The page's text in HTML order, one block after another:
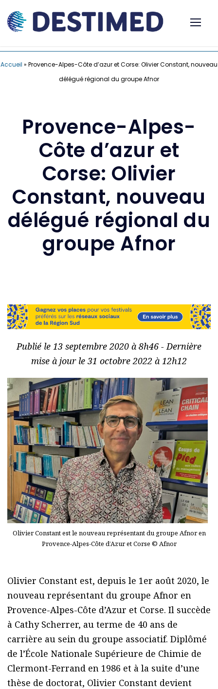
Accueil » Provence-Alpes-Côte d’azur et Corse: Olivier Constant, nouveau
délégué régional du groupe Afnor
Provence-Alpes-
Côte d’azur et
Corse: Olivier
Constant, nouveau
délégué régional du
groupe Afnor
Publié le 13 septembre 2020 à 8h46 - Dernière
mise à jour le 31 octobre 2022 à 12h12
Olivier Constant est le nouveau représentant du groupe Afnor en
Provence-Alpes-Côte d’Azur et Corse © Afnor
Olivier Constant est, depuis le 1er août 2020, le
nouveau représentant du groupe Afnor en
Provence-Alpes-Côte d’Azur et Corse. Il succède
à Cathy Scherrer, au terme de 40 ans de
carrière au sein du groupe associatif. Diplômé
de l’École Nationale Supérieure de Chimie de
Clermont-Ferrand en 1986 et à la suite d’une
thèse de doctorat, Olivier Constant devient